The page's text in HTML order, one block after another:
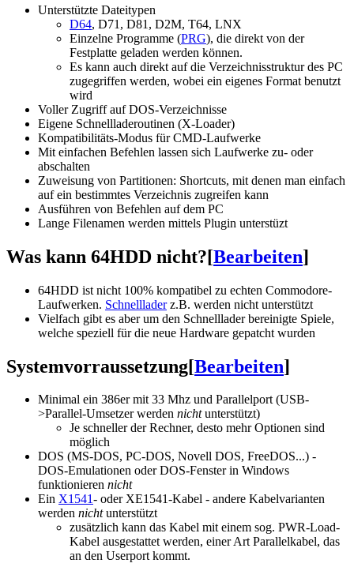
Unterstützte Dateitypen
D64, D71, D81, D2M, T64, LNX
Einzelne Programme (PRG), die direkt von der
Festplatte geladen werden können.
Es kann auch direkt auf die Verzeichnisstruktur des PC
zugegriffen werden, wobei ein eigenes Format benutzt
wird
Voller Zugriff auf DOS-Verzeichnisse
Eigene Schnellladeroutinen (X-Loader)
Kompatibilitäts-Modus für CMD-Laufwerke
Mit einfachen Befehlen lassen sich Laufwerke zu- oder
abschalten
Zuweisung von Partitionen: Shortcuts, mit denen man einfach
auf ein bestimmtes Verzeichnis zugreifen kann
Ausführen von Befehlen auf dem PC
Lange Filenamen werden mittels Plugin unterstüzt
Was kann 64HDD nicht?[Bearbeiten]
64HDD ist nicht 100% kompatibel zu echten Commodore-
Laufwerken. Schnellladerz.B. werden nicht unterstützt
Vielfach gibt es aber um den Schnelllader bereinigte Spiele,
welche speziell für die neue Hardware gepatcht wurden
Systemvorraussetzung[Bearbeiten]
Minimal ein 386er mit 33 Mhz und Parallelport (USB-
>Parallel-Umsetzer werden nichtunterstützt)
Je schneller der Rechner, desto mehr Optionen sind
möglich
DOS (MS-DOS, PC-DOS, Novell DOS, FreeDOS...) -
DOS-Emulationen oder DOS-Fenster in Windows
funktionieren nicht
Ein X1541- oder XE1541-Kabel - andere Kabelvarianten
werden nichtunterstützt
zusätzlich kann das Kabel mit einem sog. PWR-Load-
Kabel ausgestattet werden, einer Art Parallelkabel, das
an den Userport kommt.